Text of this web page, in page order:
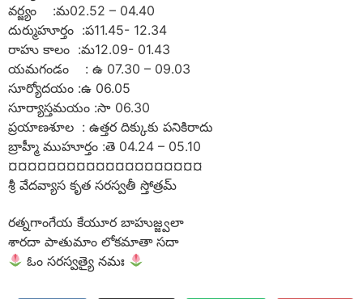
వర్జ్యం :మ02.52 – 04.40
దుర్ముహూర్తం :ప11.45- 12.34
రాహు కాలం :మ12.09- 01.43
యమగండం : ఉ 07.30 – 09.03
సూర్యోదయం :ఉ 06.05
సూర్యాస్తమయం :సా 06.30
ప్రయాణశూల : ఉత్తర దిక్కుకు పనికిరాదు
బ్రాహ్మీ ముహూర్తం :తె 04.24 – 05.10
¤¤¤¤¤¤¤¤¤¤¤¤¤¤¤¤¤¤¤¤
శ్రీ వేదవ్యాస కృత సరస్వతీ స్తోత్రమ్
రత్నగాంగేయ కేయూర బాహుజ్జ్వలా
శారదా పాతుమాం లోకమాతా సదా
ఓం సరస్వత్యై నమః